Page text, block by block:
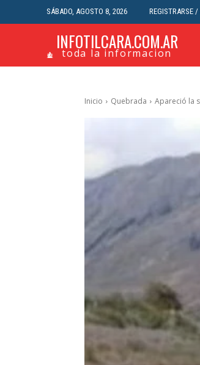
SÁBADO, AGOSTO 8, 2026 REGISTRARSE
INFOTILCARA.COM.AR
toda la informacion
Inicio Quebrada Apareció la